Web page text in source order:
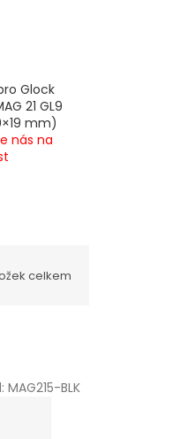
Glock
21 GL9
mm)
nás na
celkem
MAG215-BLK